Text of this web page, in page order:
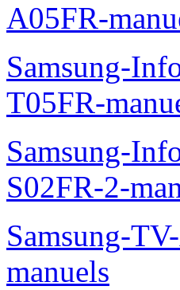
A05FR-
Samsung-
T05FR-
Samsung-
S02FR-2-
Samsung-
manuels